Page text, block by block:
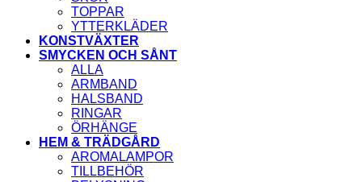
TOPPAR
YTTERKLÄDER
KONSTVÄXTER
SMYCKEN OCH SÅNT
ALLA
ARMBAND
HALSBAND
RINGAR
ÖRHÄNGE
HEM & TRÄDGÅRD
AROMALAMPOR
TILLBEHÖR